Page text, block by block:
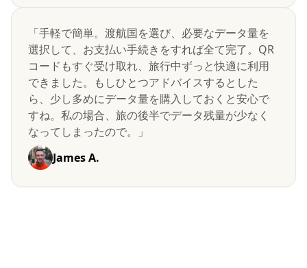
「手軽で簡単。渡航国を選び、必要なデータ量を
選択して、お支払い手続きをすれば全て完了。QR
コードもすぐ受け取れ、旅行中ずっと快適に利用
できました。もしひとつアドバイスするとした
ら、少し多めにデータ量を購入しておくと安心で
すね。私の場合、旅の後半でデータ残量が少なく
なってしまったので。」
James A.